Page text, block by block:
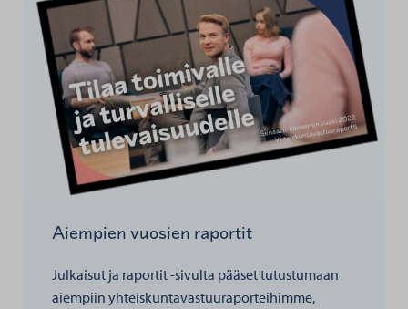
Aiempien vuosien raportit
Julkaisut ja raportit -sivulta pääset tutustumaan
aiempiin yhteiskuntavastuuraporteihimme,